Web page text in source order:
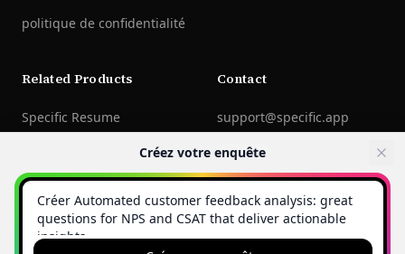
Créez votre enquête
politique de confidentialité
Related Products
Specific Resume
Contact
support@specific.app
LinkedIn
2026Specific Technologies Inc.Tous droits réservés.